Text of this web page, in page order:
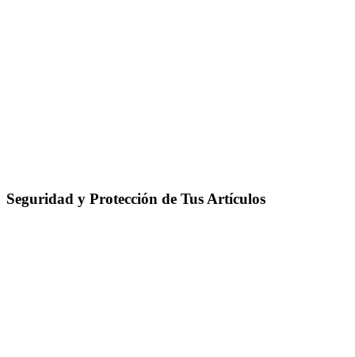
Seguridad y Protección de Tus Artículos